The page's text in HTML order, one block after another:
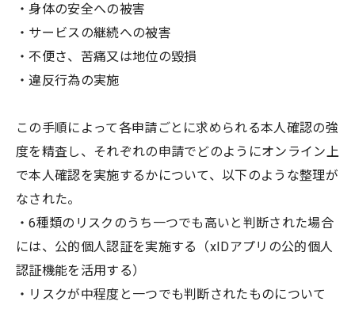
・身体の安全への被害
・サービスの継続への被害
・不便さ、苦痛又は地位の毀損
・違反行為の実施
この手順によって各申請ごとに求められる本人確認の強
度を精査し、それぞれの申請でどのようにオンライン上
で本人確認を実施するかについて、以下のような整理が
なされた。
・6種類のリスクのうち一つでも高いと判断された場合
には、公的個人認証を実施する（xIDアプリの公的個人
認証機能を活用する）
・リスクが中程度と一つでも判断されたものについて